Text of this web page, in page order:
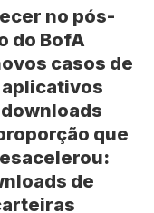
no pós-
do BofA
casos de
aplicativos
que
de